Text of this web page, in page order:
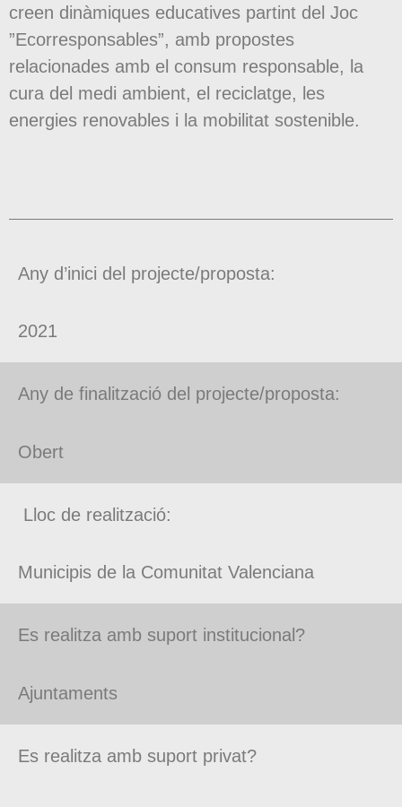
creen dinàmiques educatives partint del Joc
”Ecorresponsables”, amb propostes
relacionades amb el consum responsable, la
cura del medi ambient, el reciclatge, les
energies renovables i la mobilitat sostenible.
Any d’inici del projecte/proposta:
2021
Any de finalització del projecte/proposta:
Obert
Lloc de realització:
Municipis de la Comunitat Valenciana
Es realitza amb suport institucional?
Ajuntaments
Es realitza amb suport privat?